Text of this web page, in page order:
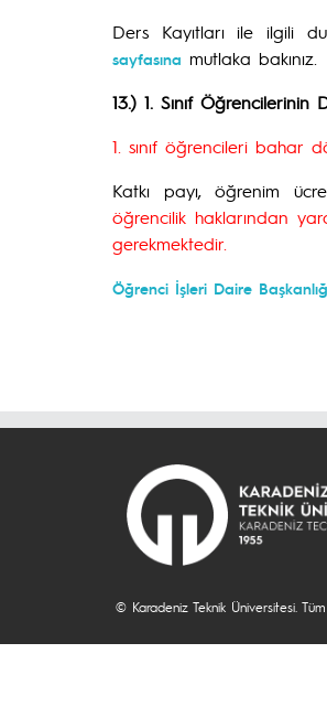
Ders Kayıtları ile ilgili
sayfasına mutlaka bakınız.
13.) 1. Sınıf Öğrencilerinin
1. sınıf öğrencileri bahar
Katkı payı, öğrenim
öğrencilik haklarından
gerekmektedir.
Öğrenci İşleri Daire
© Karadeniz Teknik Üniversitesi. Tüm